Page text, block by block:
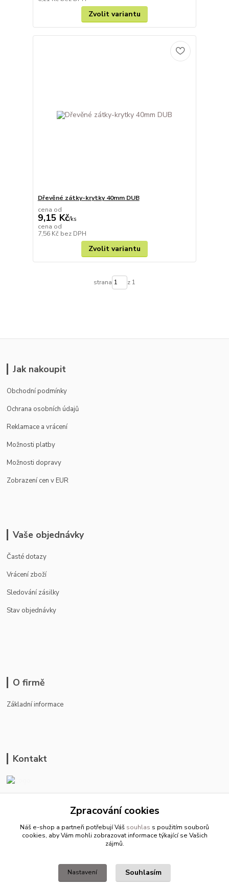
Zvolit variantu
Dřevěné zátky-krytky 40mm DUB
cena od
9,15 Kč/ks
cena od
7,56 Kč bez DPH
Zvolit variantu
strana z 1
Jak nakoupit
Obchodní podmínky
Ochrana osobních údajů
Reklamace a vrácení
Možnosti platby
Možnosti dopravy
Zobrazení cen v EUR
Vaše objednávky
Časté dotazy
Vrácení zboží
Sledování zásilky
Stav objednávky
O firmě
Základní informace
Kontakt
+420 799 500 769
pracovní dny 8-11hod.,13-15hod.
Zpracování cookies
Náš e-shop a partneři potřebují Váš souhlas s použitím souborů
cookies, aby Vám mohli zobrazovat informace týkající se Vašich
zájmů.
Nastavení Souhlasím